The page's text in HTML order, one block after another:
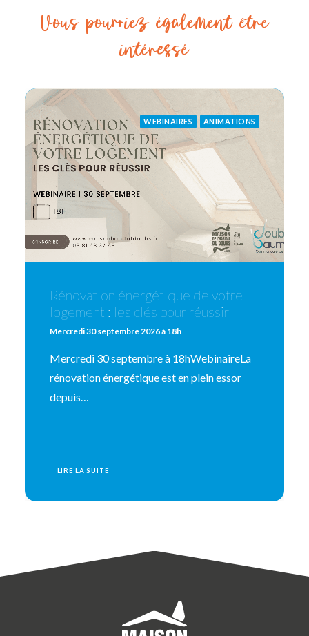
Vous pourriez également être
intéressé
WEBINAIRES ANIMATIONS
Rénovation énergétique de votre
logement : les clés pour réussir
Mercredi 30 septembre 2026 à 18h
Mercredi 30 septembre à 18hWebinaireLa
rénovation énergétique est en plein essor
depuis…
LIRE LA SUITE